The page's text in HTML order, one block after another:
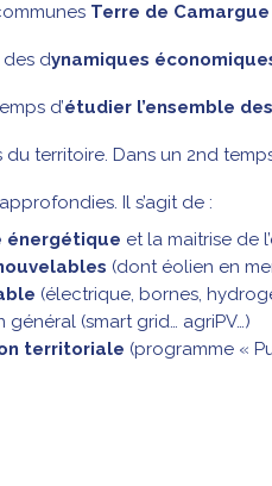
Terre de Camargue
dynamiques
d’étudier l’ensemble
du territoire. Dans un 2nd
Il s’agit de :
énergétique et la maitrise de
(dont éolien en
(électrique, bornes,
général (smart grid… agriPV…)
territoriale (programme «